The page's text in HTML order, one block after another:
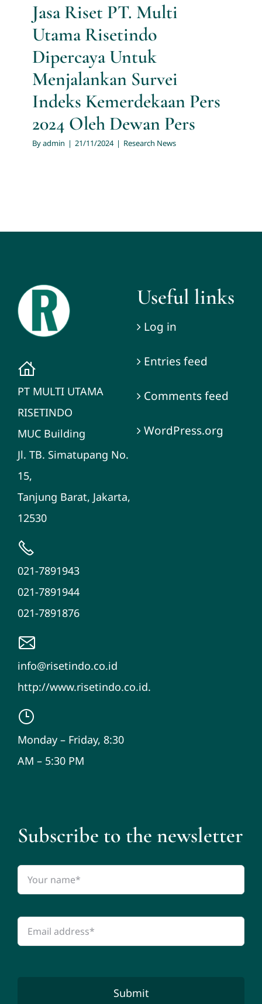
Jasa Riset PT. Multi
Utama Risetindo
Dipercaya Untuk
Menjalankan Survei
Indeks Kemerdekaan Pers
2024 Oleh Dewan Pers
Byadmin | 21/11/2024 | Research News
PT MULTI UTAMA
RISETINDO
MUC Building
Jl. TB. Simatupang No.
15,
Tanjung Barat, Jakarta,
12530
021-7891943
021-7891944
021-7891876
info@risetindo.co.id
http://www.risetindo.co.id.
Monday – Friday, 8:30
AM – 5:30 PM
Useful links
Log in
Entries feed
Comments feed
WordPress.org
Subscribe to the newsletter
Submit